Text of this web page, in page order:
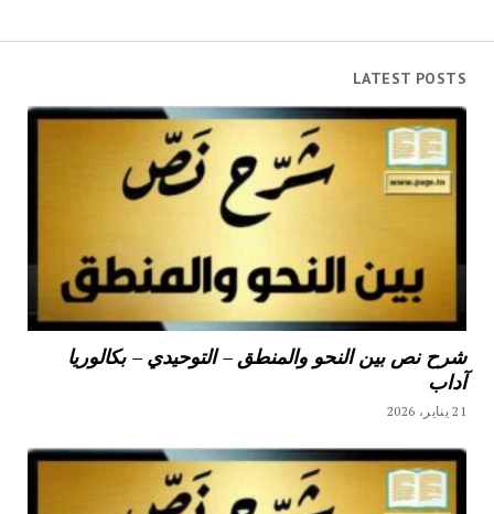
LATEST POSTS
شرح نص بين النحو والمنطق – التوحيدي – بكالوريا
آداب
21 يناير، 2026